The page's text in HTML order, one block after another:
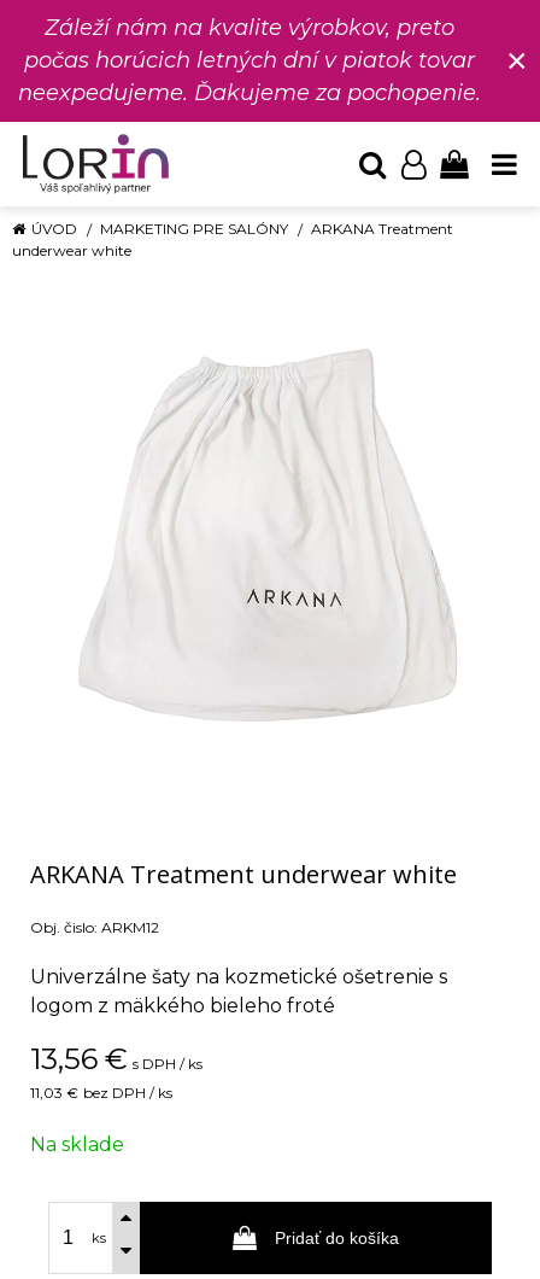
Záleží nám na kvalite výrobkov, preto
počas horúcich letných dní v piatok tovar
neexpedujeme. Ďakujeme za pochopenie.
×
ÚVOD MARKETING PRE SALÓNY
ARKANA Treatment
underwear white
ARKANA Treatment underwear white
Obj. čislo: ARKM12
Univerzálne šaty na kozmetické ošetrenie s
logom z mäkkého bieleho froté
13,56 € s DPH / ks
11,03 € bez DPH / ks
Na sklade
ks Pridať do košíka